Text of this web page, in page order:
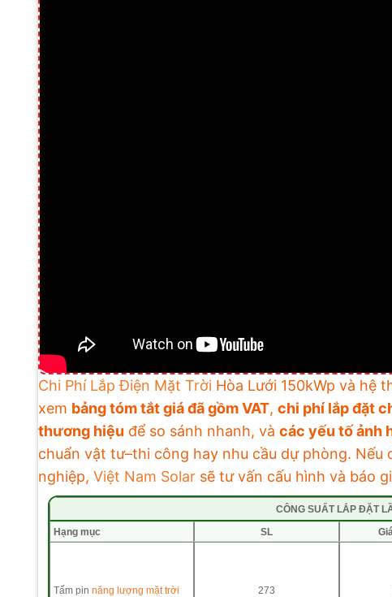
Chi Phí Lắp Điện Mặt Trời Hòa Lưới 150kWp và hệ
xem bảng tóm tắt giá đã gồm VAT, chi phí lắp đặt
thương hiệu để so sánh nhanh, và các yếu tố ảnh
chuẩn vật tư–thi công hay nhu cầu dự phòng.
nghiệp, Việt Nam Solar sẽ tư vấn cấu hình và báo
CÔNG SUẤT LẮP ĐẶT
Hạng mục SL
Tấm pin năng lượng mặt trời 273